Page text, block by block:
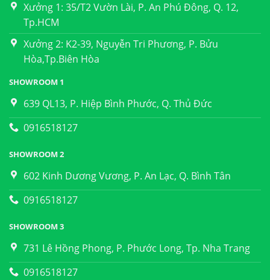
Xưởng 1: 35/T2 Vườn Lài, P. An Phú Đông, Q. 12,
Tp.HCM
Xưởng 2: K2-39, Nguyễn Tri Phương, P. Bửu
Hòa,Tp.Biên Hòa
SHOWROOM 1
639 QL13, P. Hiệp Bình Phước, Q. Thủ Đức
0916518127
SHOWROOM 2
602 Kinh Dương Vương, P. An Lạc, Q. Bình Tân
0916518127
SHOWROOM 3
731 Lê Hồng Phong, P. Phước Long, Tp. Nha Trang
0916518127